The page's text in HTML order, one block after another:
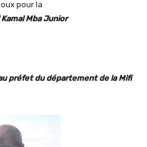
pour la
Kamal Mba Junior
préfet du département de la Mifi